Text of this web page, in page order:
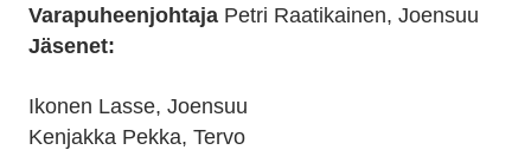
Varapuheenjohtaja Petri Raatikainen, Joensuu
Jäsenet:
Ikonen Lasse, Joensuu
Kenjakka Pekka, Tervo